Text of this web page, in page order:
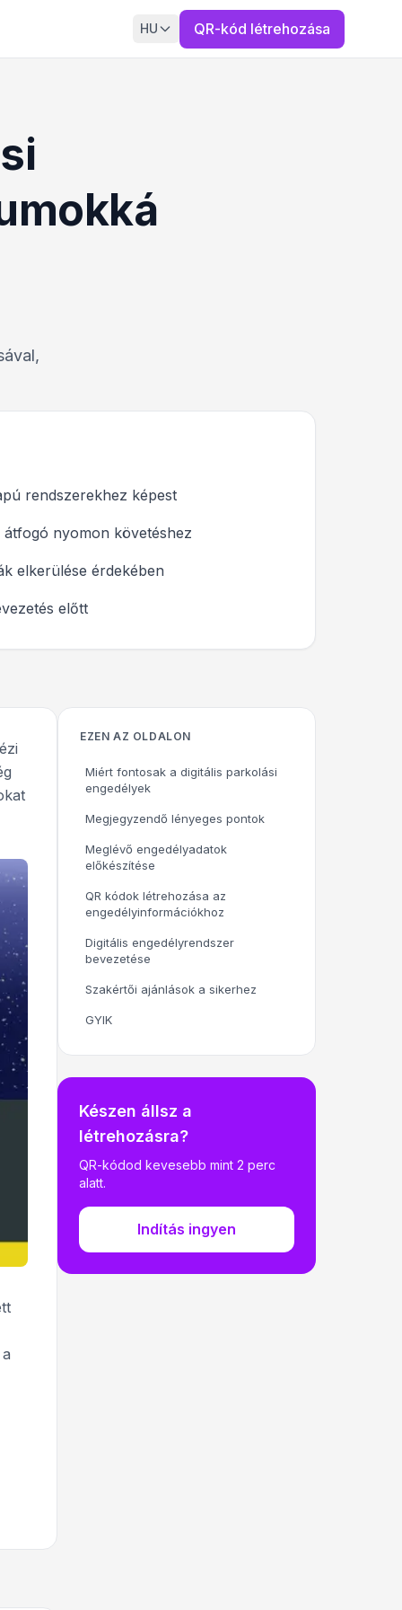
HU QR-kód létrehozása
rendszerekhez képest
nyomon követéshez
elkerülése érdekében
előtt
EZEN AZ OLDALON
Miért fontosak a digitális parkolási
engedélyek
Megjegyzendő lényeges pontok
Meglévő engedélyadatok
előkészítése
QR kódok létrehozása az
engedélyinformációkhoz
Digitális engedélyrendszer
bevezetése
Szakértői ajánlások a sikerhez
GYIK
Készen állsz a
létrehozásra?
QR-kódod kevesebb mint 2 perc
alatt.
Indítás ingyen